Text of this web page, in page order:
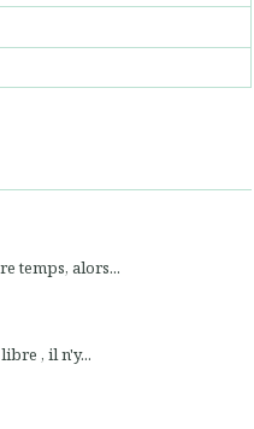
temps, alors...
, il n'y...